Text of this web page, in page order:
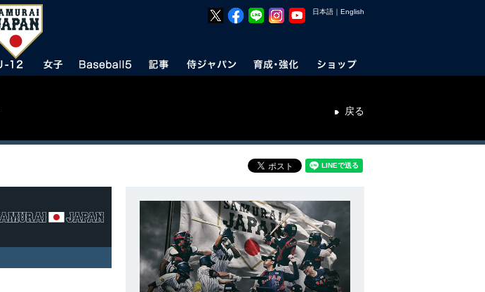
日本語 ｜ English
戻る